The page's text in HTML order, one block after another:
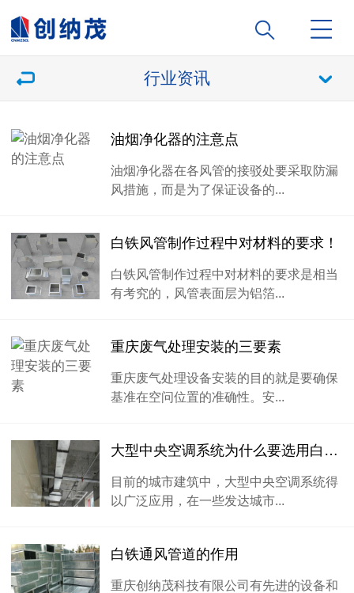
行业资讯
油烟净化器的注意点
油烟净化器在各风管的接驳处要采取防漏
风措施，而是为了保证设备的...
白铁风管制作过程中对材料的要求！
白铁风管制作过程中对材料的要求是相当
有考究的，风管表面层为铝箔...
重庆废气处理安装的三要素
重庆废气处理设备安装的目的就是要确保
基准在空问位置的准确性。安...
大型中央空调系统为什么要选用白铁通风管道？
目前的城市建筑中，大型中央空调系统得
以广泛应用，在一些发达城市...
白铁通风管道的作用
重庆创纳茂科技有限公司有先进的设备和